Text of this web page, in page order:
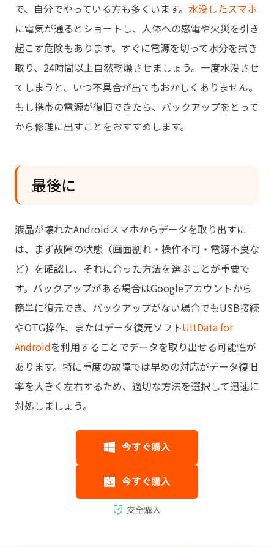
で、自分でやっている方も多くいます。 水没したスマホ
に電気が通るとショートし、人体への感電や火災を引き
起こす危険もあります。すぐに電源を切って水分を拭き
取り、24時間以上自然乾燥させましょう。一度水没させ
てしまうと、いつ不具合が出てもおかしくありません。
もし携帯の電源が復旧できたら、バックアップをとって
から修理に出すことをおすすめします。
最後に
液晶が壊れたAndroidスマホからデータを取り出すに
は、まず故障の状態（画面割れ・操作不可・電源不良な
ど）を確認し、それに合った方法を選ぶことが重要で
す。バックアップがある場合はGoogleアカウントから
簡単に復元でき、バックアップがない場合でもUSB接続
やOTG操作、またはデータ復元ソフトUltData for
Androidを利用することでデータを取り出せる可能性が
あります。特に重度の故障では早めの対応がデータ復旧
率を大きく左右するため、適切な方法を選択して迅速に
対処しましょう。